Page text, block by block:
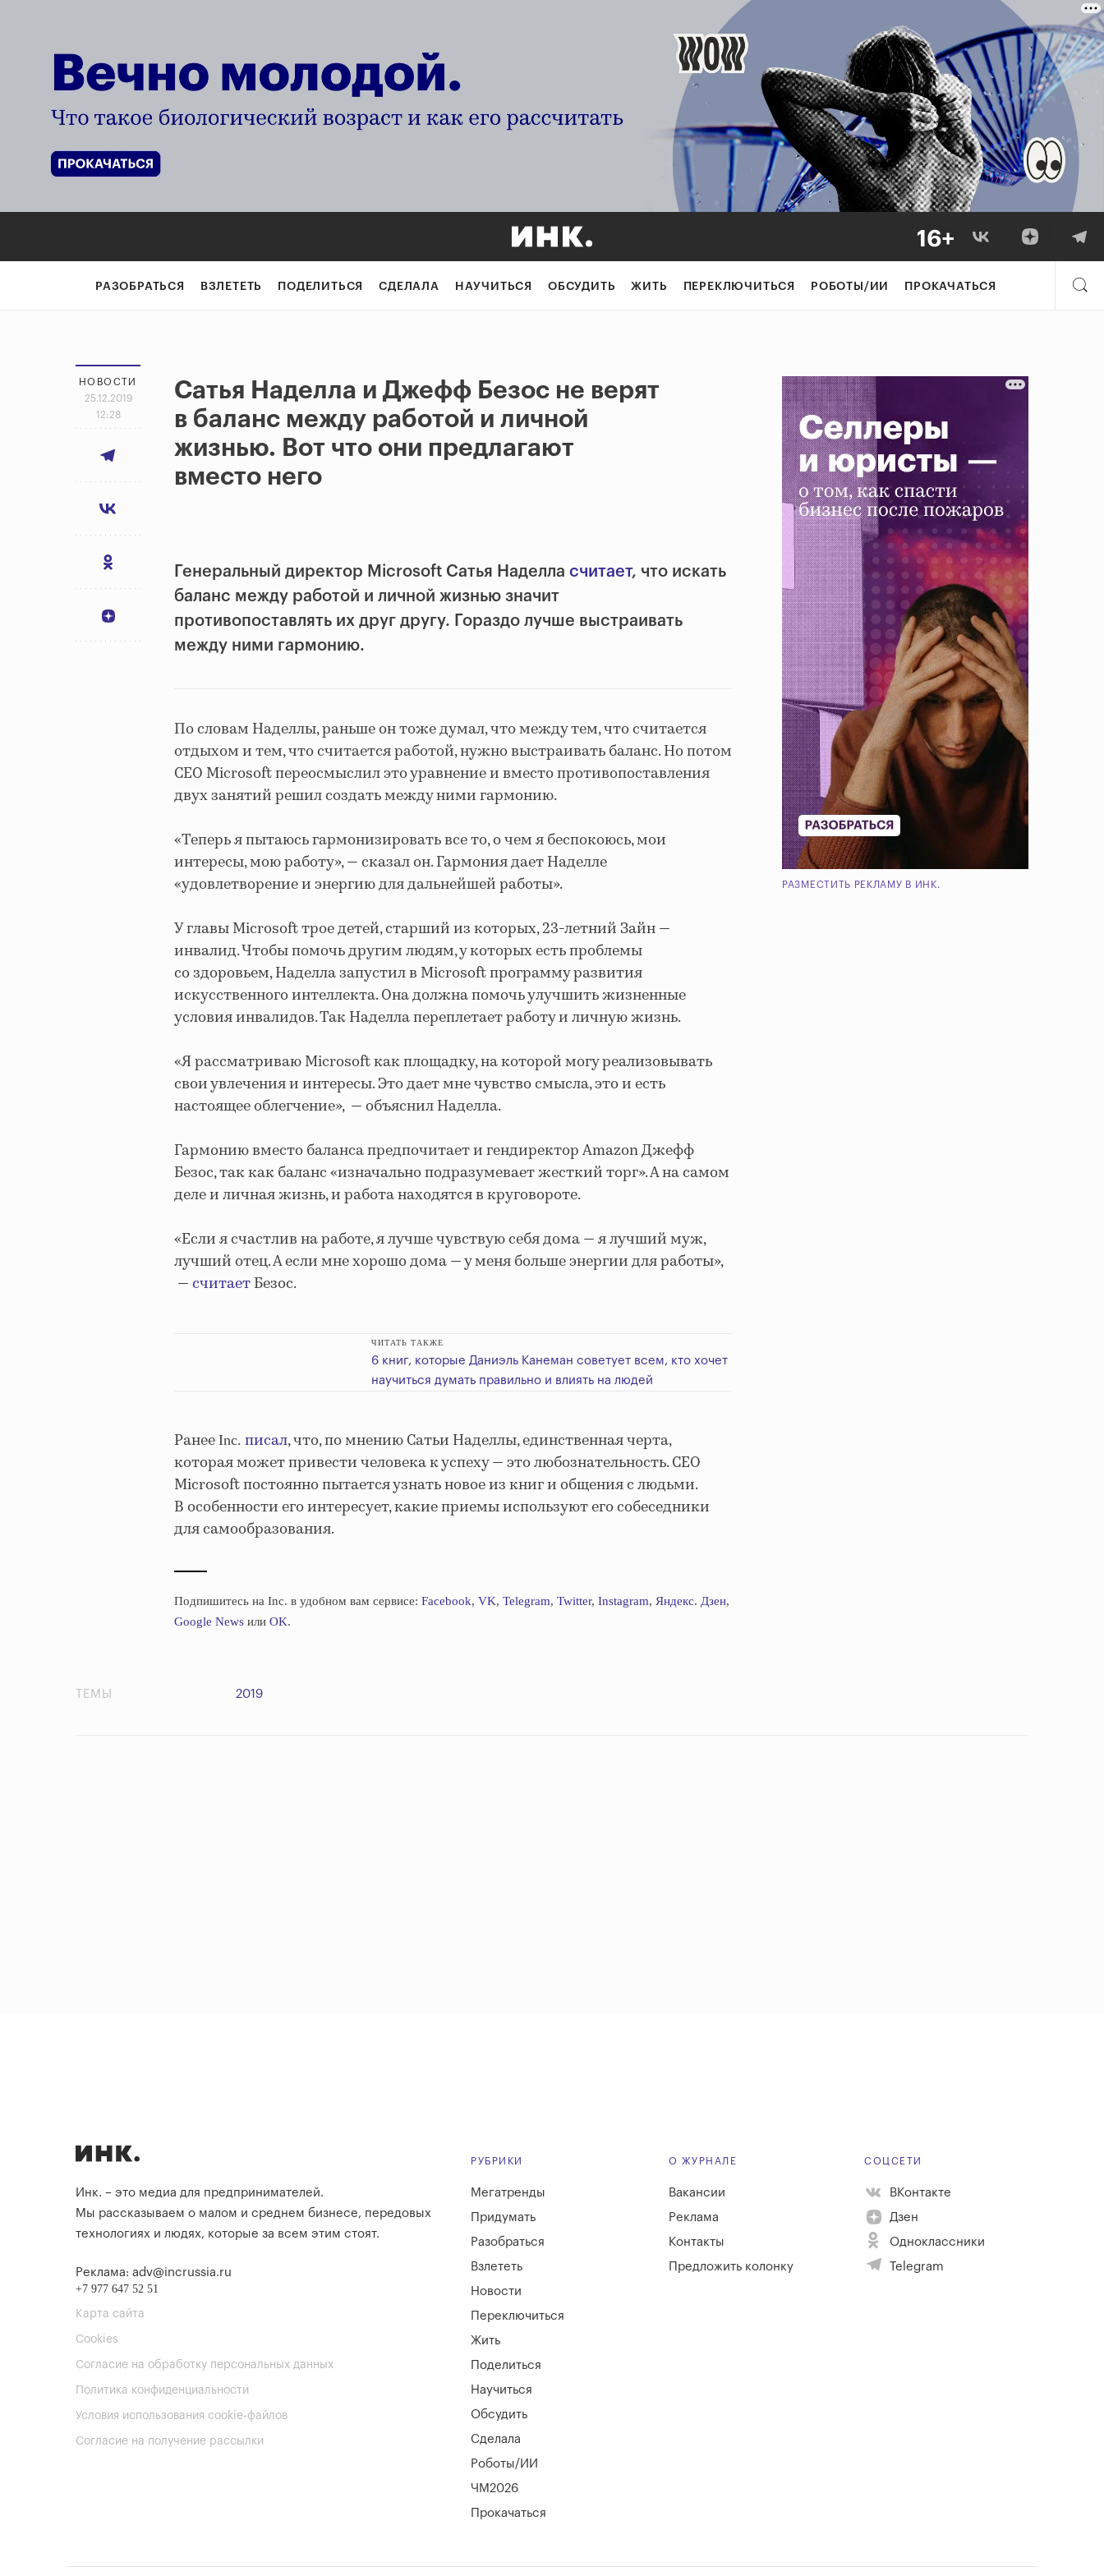
РАЗОБРАТЬСЯ ВЗЛЕТЕТЬ ПОДЕЛИТЬСЯ СДЕЛАЛА НАУЧИТЬСЯ ОБСУДИТЬ ЖИТЬ ПЕРЕКЛЮЧИТЬСЯ РОБОТЫ/ИИ ПРОКАЧАТЬСЯ
НОВОСТИ
25.12.2019
12:28
Сатья Наделла и Джефф Безос не верят
в баланс между работой и личной
жизнью. Вот что они предлагают
вместо него
Генеральный директор Microsoft Сатья Наделла считает, что искать
баланс между работой и личной жизнью значит
противопоставлять их друг другу. Гораздо лучше выстраивать
между ними гармонию.
По словам Наделлы, раньше он тоже думал, что между тем, что считается
отдыхом и тем, что считается работой, нужно выстраивать баланс. Но потом
СЕО Microsoft переосмыслил это уравнение и вместо противопоставления
двух занятий решил создать между ними гармонию.
«Теперь я пытаюсь гармонизировать все то, о чем я беспокоюсь, мои
интересы, мою работу», — сказал он. Гармония дает Наделле
«удовлетворение и энергию для дальнейшей работы».
У главы Microsoft трое детей, старший из которых, 23-летний Зайн —
инвалид. Чтобы помочь другим людям, у которых есть проблемы
со здоровьем, Наделла запустил в Microsoft программу развития
искусственного интеллекта. Она должна помочь улучшить жизненные
условия инвалидов. Так Наделла переплетает работу и личную жизнь.
«Я рассматриваю Microsoft как площадку, на которой могу реализовывать
свои увлечения и интересы. Это дает мне чувство смысла, это и есть
настоящее облегчение», — объяснил Наделла.
Гармонию вместо баланса предпочитает и гендиректор Amazon Джефф
Безос, так как баланс «изначально подразумевает жесткий торг». А на самом
деле и личная жизнь, и работа находятся в круговороте.
«Если я счастлив на работе, я лучше чувствую себя дома — я лучший муж,
лучший отец. А если мне хорошо дома — у меня больше энергии для работы»,
—считаетБезос.
ЧИТАТЬ ТАКЖЕ
6 книг, которые Даниэль Канеман советует всем, кто хочет
научиться думать правильно и влиять на людей
Ранее Inc. писал, что, по мнению Сатьи Наделлы, единственная черта,
которая может привести человека к успеху — это любознательность. СЕО
Microsoft постоянно пытается узнать новое из книг и общения с людьми.
В особенности его интересует, какие приемы используют его собеседники
для самообразования.
Подпишитесь на Inc. в удобном вам сервисе: Facebook, VK, Telegram, Twitter, Instagram, Яндекс. Дзен,
Google News или OK.
РАЗМЕСТИТЬ РЕКЛАМУ В ИНК.
ТЕМЫ 2019
Инк. – это медиа для предпринимателей.
Мы рассказываем о малом и среднем бизнесе, передовых
технологиях и людях, которые за всем этим стоят.
Реклама: adv@incrussia.ru
+7 977 647 52 51
Карта сайта
Cookies
Согласие на обработку персональных данных
Политика конфиденциальности
Условия использования cookie-файлов
Согласие на получение рассылки
РУБРИКИ
Мегатренды
Придумать
Разобраться
Взлететь
Новости
Переключиться
Жить
Поделиться
Научиться
Обсудить
Сделала
Роботы/ИИ
ЧМ2026
Прокачаться
О ЖУРНАЛЕ
Вакансии
Реклама
Контакты
Предложить колонку
СОЦСЕТИ
ВКонтакте
Дзен
Одноклассники
Telegram